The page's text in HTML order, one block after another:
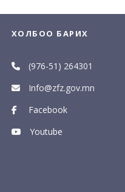
ХОЛБОО БАРИХ
(976-51) 264301
Info@zfz.gov.mn
Facebook
Youtube